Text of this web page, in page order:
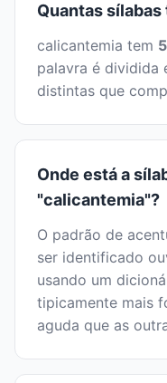
Quantas
calicantemia tem
palavra é dividida
distintas que
Onde está a
"calicantemia"?
O padrão de
ser identificado
usando um
tipicamente mais
aguda que as